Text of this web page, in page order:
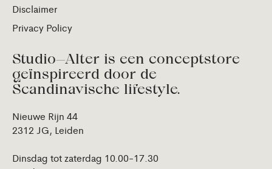
Disclaimer
Privacy Policy
Studio—Alter is een conceptstore
geïnspireerd door de
Scandinavische lifestyle.
Nieuwe Rijn 44
2312 JG, Leiden
Dinsdag tot zaterdag 10.00-17.30